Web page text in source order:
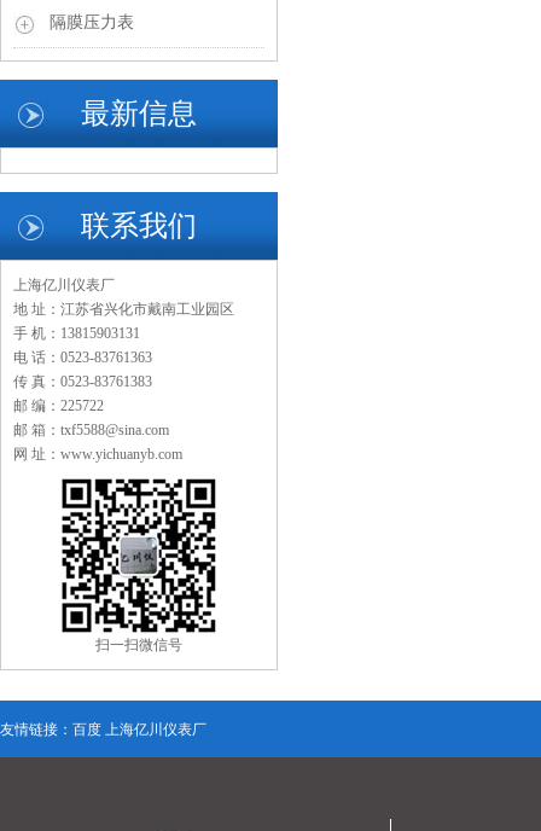
隔膜压力表
最新信息
联系我们
上海亿川仪表厂
地 址：江苏省兴化市戴南工业园区
手 机：13815903131
电 话：0523-83761363
传 真：0523-83761383
邮 编：225722
邮 箱：txf5588@sina.com
网 址：www.yichuanyb.com
扫一扫微信号
友情链接： 百度 上海亿川仪表厂